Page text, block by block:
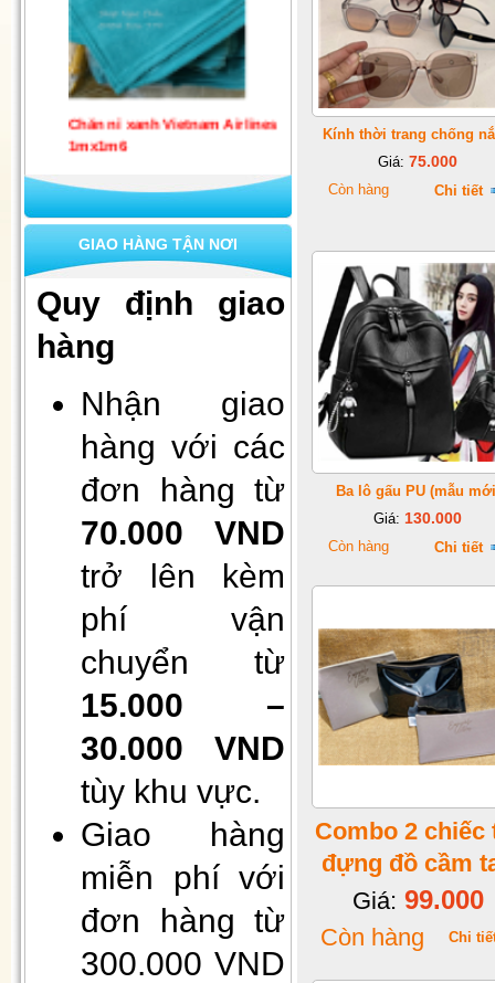
Chăn nỉ xanh Vietnam Airlines
1mx1m6
Set 10 khẩu trang quốc phòng 4
lớp kháng khuẩn
Hộp 50 khẩu trang giấy 4 lớp
kháng khuẩn
Gối Vietnam airlines màu xanh
(30cmx40cm)
GIAO HÀNG TẬN NƠI
Quy định giao
hàng
Nhận giao
hàng với các
đơn hàng từ
70.000 VND
trở lên kèm
phí vận
chuyển từ
15.000 –
30.000 VND
tùy khu vực.
Giao hàng
miễn phí với
đơn hàng từ
300.000 VND
Kính thời trang chống
Giá: 75.000
Còn hàng Chi tiết
Ba lô gấu PU (mẫu
Giá: 130.000
Còn hàng Chi tiết
Combo 2 chiếc
đựng đồ cầm
Giá: 99.000
Còn hàng Chi